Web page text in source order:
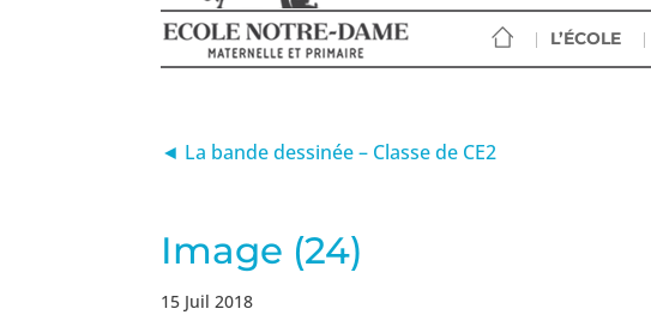
L’ÉCOLE
◄ La bande dessinée – Classe de CE2
Image (24)
15 Juil 2018